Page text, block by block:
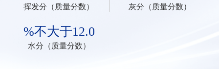
挥发分（质量分数） 灰分（质量分数）
%不大于12.0
水分（质量分数）